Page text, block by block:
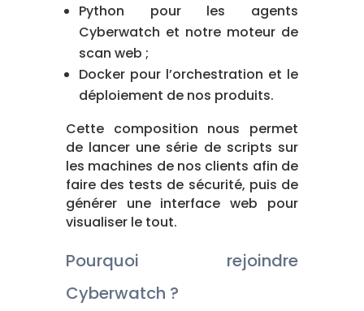
Python pour les agents
Cyberwatch et notre moteur de
scan web ;
Docker pour l’orchestration et le
déploiement de nos produits.
Cette composition nous permet
de lancer une série de scripts sur
les machines de nos clients afin de
faire des tests de sécurité, puis de
générer une interface web pour
visualiser le tout.
Pourquoi rejoindre
Cyberwatch ?